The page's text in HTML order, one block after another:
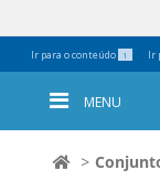
Ir para o conteúdo 1 Ir
MENU